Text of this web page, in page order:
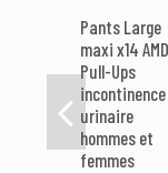
Pants Large
maxi x14 AMD
Pull-Ups
incontinence
urinaire
hommes et
femmes